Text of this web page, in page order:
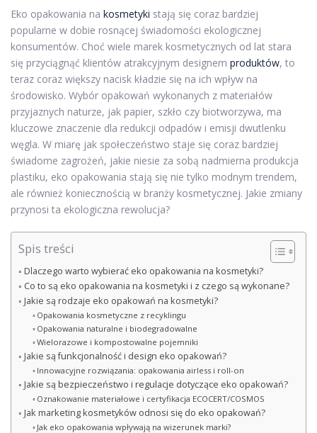
Eko opakowania na kosmetyki stają się coraz bardziej
popularne w dobie rosnącej świadomości ekologicznej
konsumentów. Choć wiele marek kosmetycznych od lat stara
się przyciągnąć klientów atrakcyjnym designem produktów, to
teraz coraz większy nacisk kładzie się na ich wpływ na
środowisko. Wybór opakowań wykonanych z materiałów
przyjaznych naturze, jak papier, szkło czy biotworzywa, ma
kluczowe znaczenie dla redukcji odpadów i emisji dwutlenku
węgla. W miarę jak społeczeństwo staje się coraz bardziej
świadome zagrożeń, jakie niesie za sobą nadmierna produkcja
plastiku, eko opakowania stają się nie tylko modnym trendem,
ale również koniecznością w branży kosmetycznej. Jakie zmiany
przynosi ta ekologiczna rewolucja?
Spis treści
Dlaczego warto wybierać eko opakowania na kosmetyki?
Co to są eko opakowania na kosmetyki i z czego są wykonane?
Jakie są rodzaje eko opakowań na kosmetyki?
Opakowania kosmetyczne z recyklingu
Opakowania naturalne i biodegradowalne
Wielorazowe i kompostowalne pojemniki
Jakie są funkcjonalność i design eko opakowań?
Innowacyjne rozwiązania: opakowania airless i roll-on
Jakie są bezpieczeństwo i regulacje dotyczące eko opakowań?
Oznakowanie materiałowe i certyfikacja ECOCERT/COSMOS
Jak marketing kosmetyków odnosi się do eko opakowań?
Jak eko opakowania wpływają na wizerunek marki?